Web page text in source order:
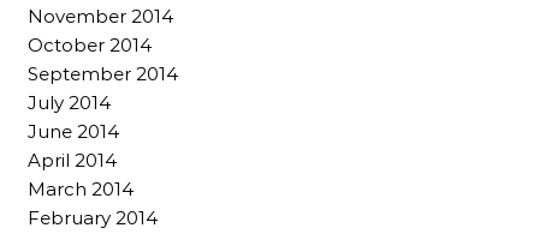
November 2014
October 2014
September 2014
July 2014
June 2014
April 2014
March 2014
February 2014